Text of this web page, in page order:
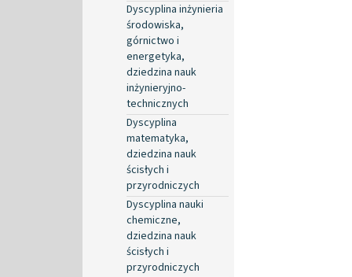
Dyscyplina inżynieria
środowiska,
górnictwo i
energetyka,
dziedzina nauk
inżynieryjno-
technicznych
Dyscyplina
matematyka,
dziedzina nauk
ścisłych i
przyrodniczych
Dyscyplina nauki
chemiczne,
dziedzina nauk
ścisłych i
przyrodniczych